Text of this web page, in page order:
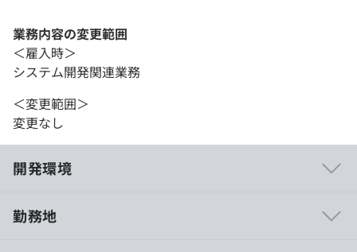
業務内容の変更範囲
＜雇入時＞
システム開発関連業務
＜変更範囲＞
変更なし
開発環境
勤務地